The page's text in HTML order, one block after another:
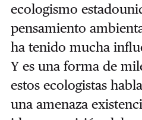
ecologismo
pensamiento
ha tenido mucha
Y es una forma de
estos ecologistas
una amenaza